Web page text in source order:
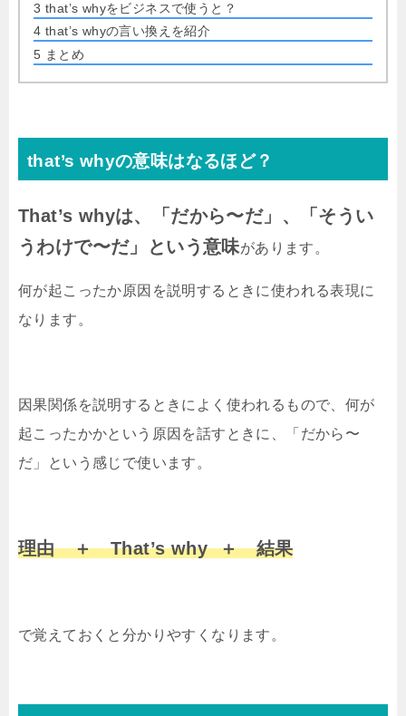
3 that’s whyをビジネスで使うと？
4 that’s whyの言い換えを紹介
5 まとめ
that’s whyの意味はなるほど？
That’s whyは、「だから〜だ」、「そうい
うわけで〜だ」という意味があります。
何が起こったか原因を説明するときに使われる表現に
なります。
因果関係を説明するときによく使われるもので、何が
起こったかかという原因を話すときに、「だから〜
だ」という感じで使います。
理由 ＋ That’s why ＋ 結果
で覚えておくと分かりやすくなります。